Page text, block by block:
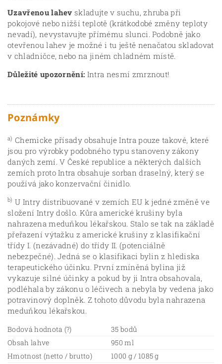
Uzavřenou lahev skladujte v suchu, zhruba při
pokojové nebo nižší teplotě (krátkodobé změny teploty
nevadí), nevystavujte přímému slunci. Podobně jako
otevřenou lahev je možné i tu ještě nenačatou skladovat
v chladničce, nebo na jiném chladném místě.
Důležité upozornění: Intra nesmí zmrznout!
Poznámky
a) Chemicke přísady obsahuje Intra pouze takové, které
jsou pro výrobky podobného typu stanoveny zákony
daných zemí. V České republice a některých dalších
zemích proto Intra obsahuje sorban draselný, který se
používá jako konzervační činidlo.
b) U Intry distribuované v zemích EU k jedné změně ve
složení Intry došlo. Kůra americké krušiny byla
nahrazena meduňkou lékařskou. Stalo se tak na základě
přeřazení výtažku z americké krušiny z klasifikační
třídy I. (nezávadné) do třídy II. (potenciálně
nebezpečné). Jedná se o klasifikaci bylin z hlediska
terapeutického účinku. První zmíněná bylina již
vykazuje silné účinky a pokud by ji Intra obsahovala,
podléhala by zákonu o léčivech a nebyla by vedena jako
potravinový doplněk. Z tohoto důvodu byla nahrazena
meduňkou lékařskou.
Bodová hodnota (?)
35 bodů
Obsah lahve
950 ml
Hmotnost (netto / brutto)
1000 g / 1085 g